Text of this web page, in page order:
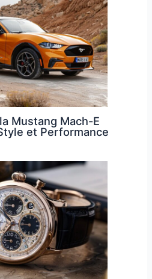
Mustang Mach-E
et Performance